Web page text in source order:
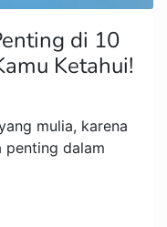
di 10
Ketahui!
mulia, karena
penting dalam